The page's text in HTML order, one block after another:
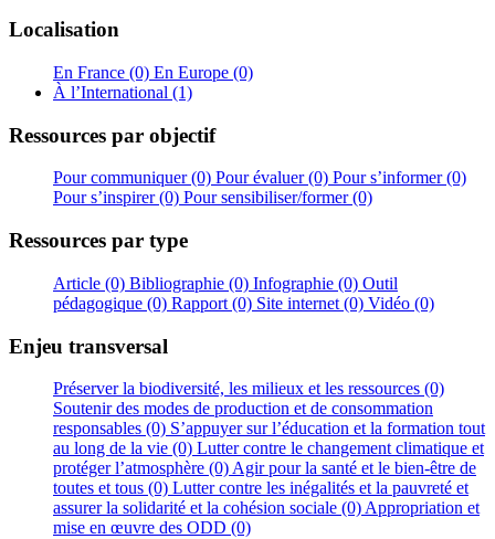
Localisation
En France (0) En Europe (0)
À l’International (1)
Ressources par objectif
Pour communiquer (0) Pour évaluer (0) Pour s’informer (0)
Pour s’inspirer (0) Pour sensibiliser/former (0)
Ressources par type
Article (0) Bibliographie (0) Infographie (0) Outil
pédagogique (0) Rapport (0) Site internet (0) Vidéo (0)
Enjeu transversal
Préserver la biodiversité, les milieux et les ressources (0)
Soutenir des modes de production et de consommation
responsables (0) S’appuyer sur l’éducation et la formation tout
au long de la vie (0) Lutter contre le changement climatique et
protéger l’atmosphère (0) Agir pour la santé et le bien-être de
toutes et tous (0) Lutter contre les inégalités et la pauvreté et
assurer la solidarité et la cohésion sociale (0) Appropriation et
mise en œuvre des ODD (0)